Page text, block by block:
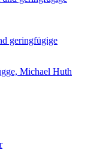
geringfügige
Michael Huth